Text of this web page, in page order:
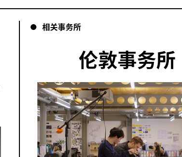
相关事务所
伦敦事务所